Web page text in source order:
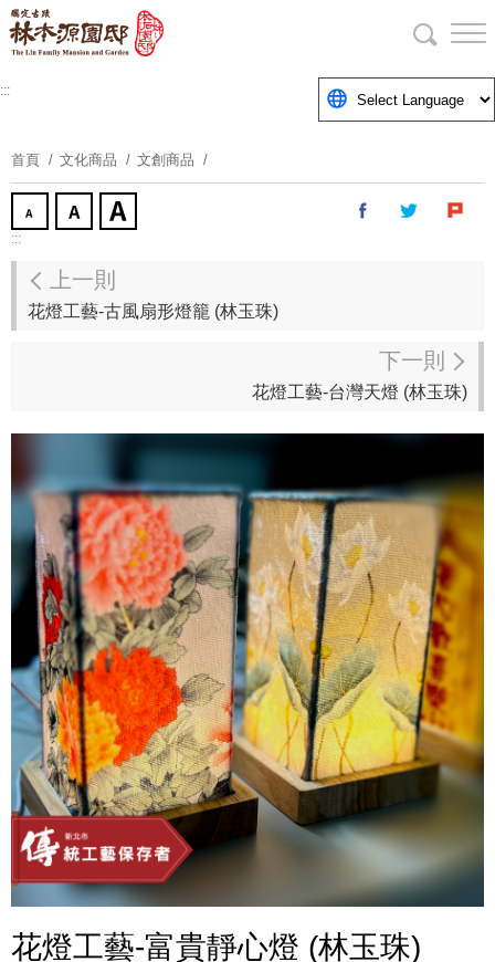
跳
到
要
塊
:::
首頁 文化商品 文創商品
:::
上一則
花燈工藝-古風扇形燈籠 (林玉珠)
下一則
花燈工藝-台灣天燈 (林玉珠)
花燈工藝-富貴靜心燈 (林玉珠)